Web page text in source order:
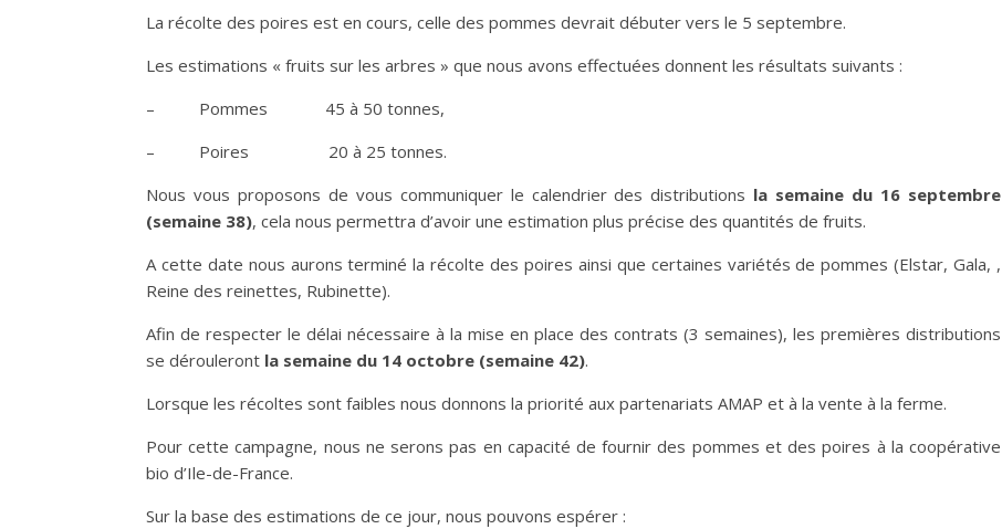
La récolte des poires est en cours, celle des pommes devrait débuter vers le 5 septembre.
Les estimations « fruits sur les arbres » que nous avons effectuées donnent les résultats suivants :
– Pommes 45 à 50 tonnes,
– Poires 20 à 25 tonnes.
Nous vous proposons de vous communiquer le calendrier des distributions la semaine du 16 septembre
(semaine 38), cela nous permettra d’avoir une estimation plus précise des quantités de fruits.
A cette date nous aurons terminé la récolte des poires ainsi que certaines variétés de pommes (Elstar, Gala, ,
Reine des reinettes, Rubinette).
Afin de respecter le délai nécessaire à la mise en place des contrats (3 semaines), les premières distributions
se dérouleront la semaine du 14 octobre (semaine 42).
Lorsque les récoltes sont faibles nous donnons la priorité aux partenariats AMAP et à la vente à la ferme.
Pour cette campagne, nous ne serons pas en capacité de fournir des pommes et des poires à la coopérative
bio d’Ile-de-France.
Sur la base des estimations de ce jour, nous pouvons espérer :